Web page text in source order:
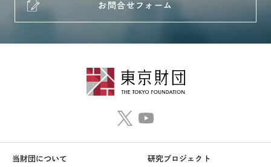
お問合せフォーム
当財団について 研究プロジェクト